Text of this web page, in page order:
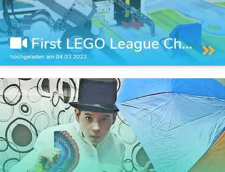
First LEGO League Ch...
hochgeladen am 04.03.2022